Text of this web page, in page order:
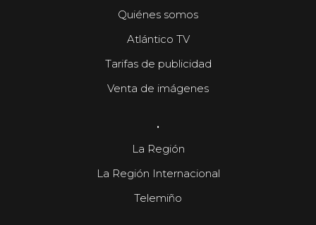
Quiénes somos
Atlántico TV
Tarifas de publicidad
Venta de imágenes
.
La Región
La Región Internacional
Telemiño